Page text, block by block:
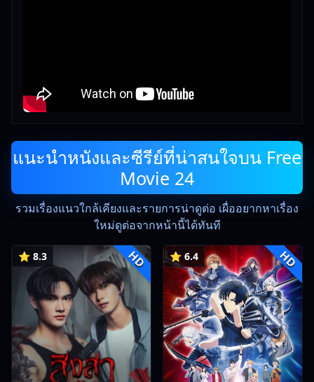
แนะนำหนังและซีรีย์ที่น่าสนใจบน Free
Movie 24
รวมเรื่องแนวใกล้เคียงและรายการน่าดูต่อ เผื่ออยากหาเรื่อง
ใหม่ดูต่อจากหน้านี้ได้ทันที
⭐ 8.3 HD ⭐ 6.4 HD